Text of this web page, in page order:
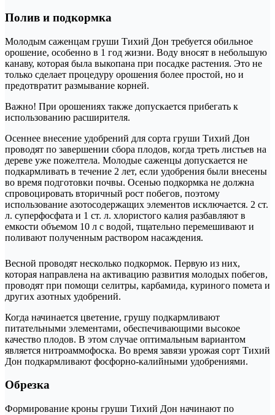
Полив и подкормка
Молодым саженцам груши Тихий Дон требуется обильное
орошение, особенно в 1 год жизни. Воду вносят в небольшую
канаву, которая была выкопана при посадке растения. Это не
только сделает процедуру орошения более простой, но и
предотвратит размывание корней.
Важно! При орошениях также допускается прибегать к
использованию расширителя.
Осеннее внесение удобрений для сорта груши Тихий Дон
проводят по завершении сбора плодов, когда треть листьев на
дереве уже пожелтела. Молодые саженцы допускается не
подкармливать в течение 2 лет, если удобрения были внесены
во время подготовки почвы. Осенью подкормка не должна
спровоцировать вторичный рост побегов, поэтому
использование азотосодержащих элементов исключается. 2 ст.
л. суперфосфата и 1 ст. л. хлористого калия разбавляют в
емкости объемом 10 л с водой, тщательно перемешивают и
поливают полученным раствором насаждения.
Весной проводят несколько подкормок. Первую из них,
которая направлена на активацию развития молодых побегов,
проводят при помощи селитры, карбамида, куриного помета и
других азотных удобрений.
Когда начинается цветение, грушу подкармливают
питательными элементами, обеспечивающими высокое
качество плодов. В этом случае оптимальным вариантом
является нитроаммофоска. Во время завязи урожая сорт Тихий
Дон подкармливают фосфорно-калийными удобрениями.
Обрезка
Формирование кроны груши Тихий Дон начинают по